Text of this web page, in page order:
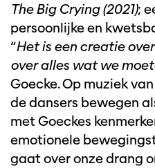
The Big Crying (2021);
persoonlijke en
“Het is een creatie
over alles wat we
Goecke. Op muziek
de dansers bewegen
met Goeckes
emotionele
gaat over onze drang